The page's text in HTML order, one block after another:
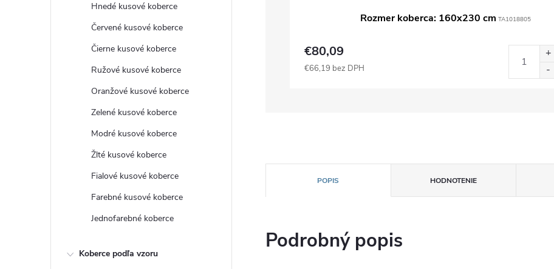
Hnedé kusové koberce
Červené kusové koberce
Čierne kusové koberce
Ružové kusové koberce
Oranžové kusové koberce
Zelené kusové koberce
Modré kusové koberce
Žlté kusové koberce
Fialové kusové koberce
Farebné kusové koberce
Jednofarebné koberce
Koberce podľa vzoru
Rozmer koberca: 160x230 cm TA1018805
€80,09
€66,19 bez DPH
POPIS HODNOTENIE
Podrobný popis